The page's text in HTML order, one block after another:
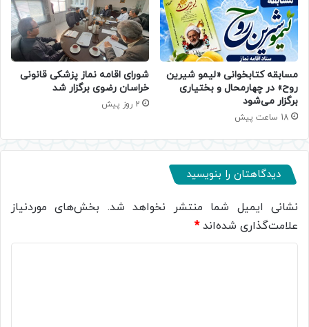
مسابقه کتابخوانی «لیمو شیرین
روح» در چهارمحال و بختیاری
برگزار می‌شود
18 ساعت پیش
شورای اقامه نماز پزشکی قانونی
خراسان رضوی برگزار شد
2 روز پیش
دیدگاهتان را بنویسید
نشانی ایمیل شما منتشر نخواهد شد. بخش‌های موردنیاز
علامت‌گذاری شده‌اند*